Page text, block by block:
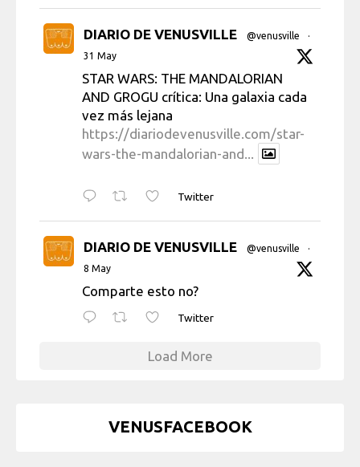
DIARIO DE VENUSVILLE @venusville
·
31 May
STAR WARS: THE MANDALORIAN
AND GROGU crítica: Una galaxia cada
vez más lejana
https://diariodevenusville.com/star-
wars-the-mandalorian-and...
Twitter
DIARIO DE VENUSVILLE @venusville
·
8 May
Comparte esto no?
Twitter
Load More
VENUSFACEBOOK